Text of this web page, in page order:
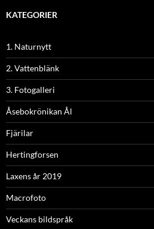
KATEGORIER
1. Naturnytt
2. Vattenblänk
3. Fotogalleri
Åsebokrönikan Ål
Fjärilar
Hertingforsen
Laxens år 2019
Macrofoto
Veckans bildspråk